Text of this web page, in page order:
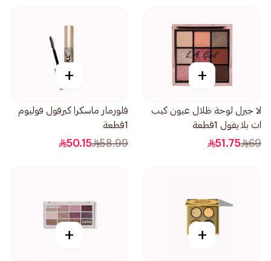
+
لا جيرل لوحة ظلال عيون كيب
ات بلايفول 1قطعة
69
51.75
+
فلورمار ماسكرا كيرفول فوليوم
1قطعة
58.99
50.15
+
+